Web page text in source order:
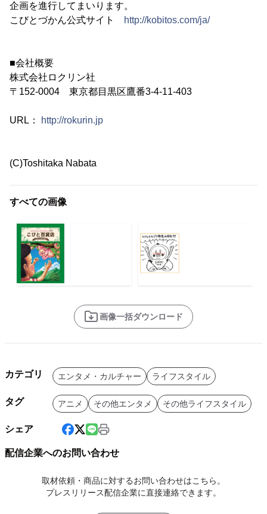
企画を進行してまいります。
こびとづかん公式サイト
http://kobitos.com/ja/
■会社概要
株式会社ロクリン社
〒152-0004 東京都目黒区鷹番3-4-11-403
URL： http://rokurin.jp
(C)Toshitaka Nabata
すべての画像
画像一括ダウンロード
カテゴリ エンタメ・カルチャー ライフスタイル
タグ アニメ その他エンタメ その他ライフスタイル
シェア
配信企業へのお問い合わせ
取材依頼・商品に対するお問い合わせはこちら。
プレスリリース配信企業に直接連絡できます。